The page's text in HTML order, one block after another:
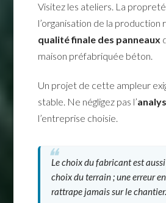
Visitez les ateliers. La
l’organisation de la production
qualité finale des panneaux
maison préfabriquée béton.
Un projet de cette ampleur
stable. Ne négligez pas l’
l’entreprise choisie.
Le choix du fabricant est
choix du terrain ; une erreur
rattrape jamais sur le chantier.